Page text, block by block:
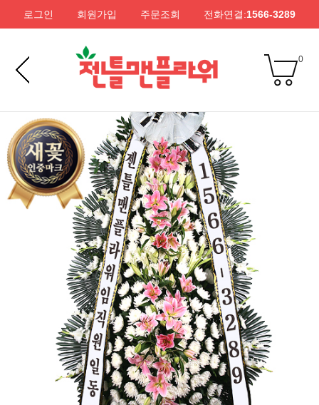
로그인 회원가입 주문조회 전화연결:1566-3289
0